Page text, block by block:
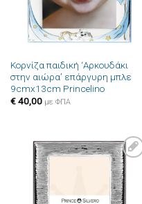
Κορνίζα παιδική ‘Αρκουδάκι
στην αιώρα’ επάργυρη μπλε
9cmx13cm Princelino
€40,00 με ΦΠΑ
Πρόσθήκη
στην λίστα
επιθυμιών